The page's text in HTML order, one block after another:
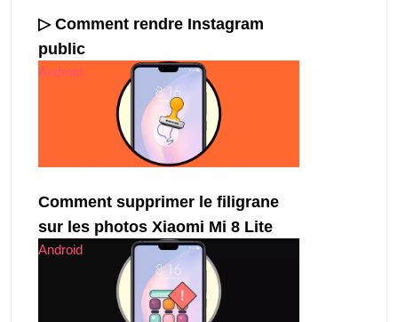
▷ Comment rendre Instagram
public
Android
Comment supprimer le filigrane
sur les photos Xiaomi Mi 8 Lite
Android